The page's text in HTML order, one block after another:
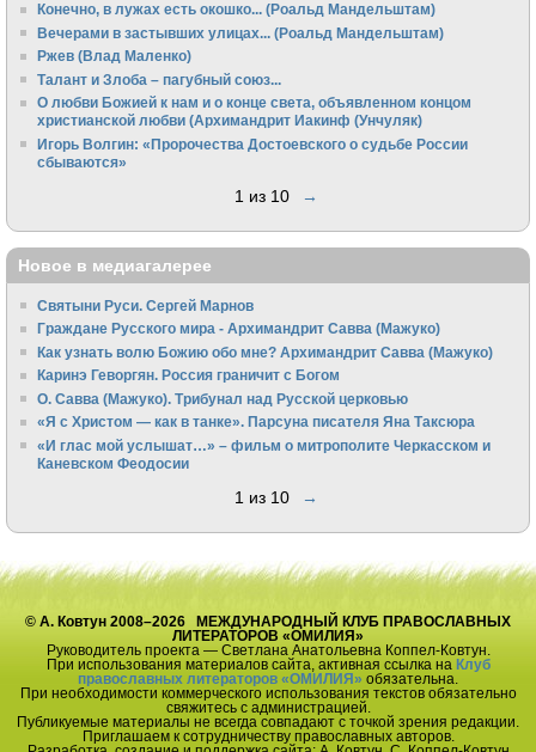
Конечно, в лужах есть окошко... (Роальд Мандельштам)
Вечерами в застывших улицах... (Роальд Мандельштам)
Ржев (Влад Маленко)
Талант и Злоба – пагубный союз...
О любви Божией к нам и о конце света, объявленном концом
христианской любви (Архимандрит Иакинф (Унчуляк)
Игорь Волгин: «Пророчества Достоевского о судьбе России
сбываются»
1 из 10 →
Новое в медиагалерее
Святыни Руси. Сергей Марнов
Граждане Русского мира - Архимандрит Савва (Мажуко)
Как узнать волю Божию обо мне? Архимандрит Савва (Мажуко)
Каринэ Геворгян. Россия граничит с Богом
О. Савва (Мажуко). Трибунал над Русской церковью
«Я с Христом — как в танке». Парсуна писателя Яна Таксюра
«И глас мой услышат…» – фильм о митрополите Черкасском и
Каневском Феодосии
1 из 10 →
© А. Ковтун 2008–2026 МЕЖДУНАРОДНЫЙ КЛУБ ПРАВОСЛАВНЫХ
ЛИТЕРАТОРОВ «ОМИЛИЯ»
Руководитель проекта — Светлана Анатольевна Коппел-Ковтун.
При использования материалов сайта, активная ссылка на Клуб
православных литераторов «ОМИЛИЯ» обязательна.
При необходимости коммерческого использования текстов обязательно
свяжитесь с администрацией.
Публикуемые материалы не всегда совпадают с точкой зрения редакции.
Приглашаем к сотрудничеству православных авторов.